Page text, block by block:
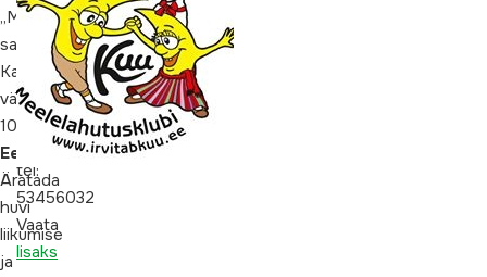
„Mesimummi“
saalis
Kastani
väikekoht
10
Eesmärk:
Äratada
huvi
liikumise
ja
4
registreerimine
vajalik:
ille.riivits@paikuse.ee
tel:
53456032
Vaata
lisaks